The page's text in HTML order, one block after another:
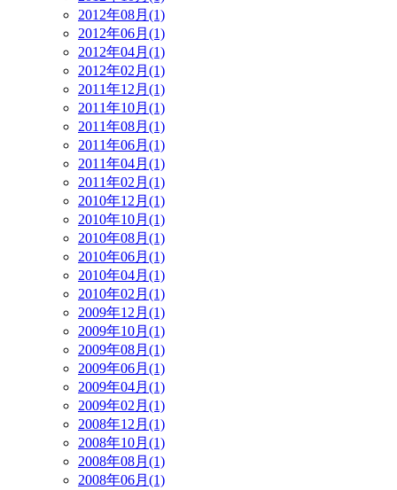
2012年08月(1)
2012年06月(1)
2012年04月(1)
2012年02月(1)
2011年12月(1)
2011年10月(1)
2011年08月(1)
2011年06月(1)
2011年04月(1)
2011年02月(1)
2010年12月(1)
2010年10月(1)
2010年08月(1)
2010年06月(1)
2010年04月(1)
2010年02月(1)
2009年12月(1)
2009年10月(1)
2009年08月(1)
2009年06月(1)
2009年04月(1)
2009年02月(1)
2008年12月(1)
2008年10月(1)
2008年08月(1)
2008年06月(1)